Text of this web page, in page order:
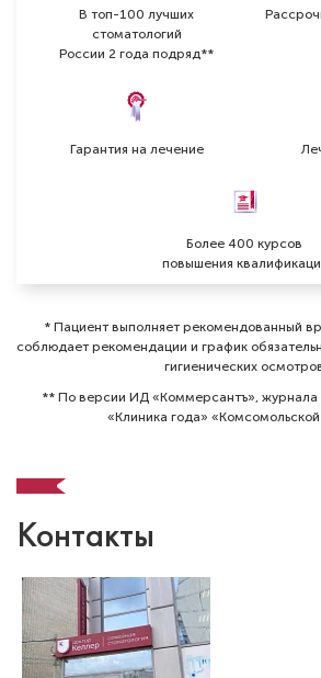
В топ-100 лучших
стоматологий
России 2 года подряд**
Гарантия на лечение
Более 400 курсов
повышения
* Пациент выполняет рекомендованный
соблюдает рекомендации и график
гигиенических
** По версии ИД «Коммерсантъ», журнала
«Клиника года»
Контакты